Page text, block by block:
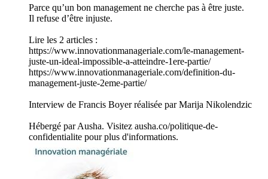
Parce qu’un bon management ne cherche pas à être juste.
Il refuse d’être injuste.
Lire les 2 articles :
https://www.innovationmanageriale.com/le-management-
juste-un-ideal-impossible-a-atteindre-1ere-partie/
https://www.innovationmanageriale.com/definition-du-
management-juste-2eme-partie/
Interview de Francis Boyer réalisée par Marija Nikolendzic
Hébergé par Ausha. Visitez ausha.co/politique-de-
confidentialite pour plus d'informations.